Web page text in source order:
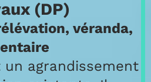
(DP)
véranda,
un agrandissement